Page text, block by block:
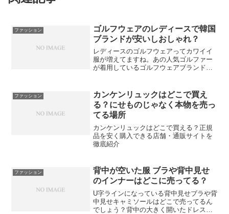
ファッション
ゴルフウェアのレディースで韓国
ブランドが安いしおしゃれ？
レディースのゴルフウェアってカワイイ
服が増えてますね。あの人気ゴルファー
が着用しているゴルフウェアブランドや
イテムを紹介します。
ファッション
カンケンリュックはどこで買え
る？にせものじゃなく本物を売っ
てる場所
カンケンリュックはどこで買える？正規
品を安く購入できる店舗・通販サイトを
徹底紹介
ファッション
背中が空いた服 ブラや背中見せ
のインナーはどこに売ってる？
U字ラインになっている背中見せブラや背
中見せキャミソールはどこで売ってるん
でしょう？背中の大きく開いたドレスや